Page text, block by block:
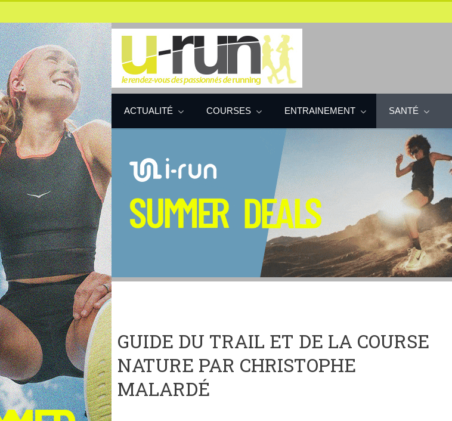
ACTUALITÉ COURSES ENTRAINEMENT SANTÉ
GUIDE DU TRAIL ET DE LA COURSE
NATURE PAR CHRISTOPHE
MALARDÉ